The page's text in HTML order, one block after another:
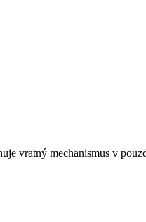
vratný mechanismus v